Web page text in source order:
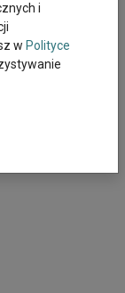
i
w Polityce